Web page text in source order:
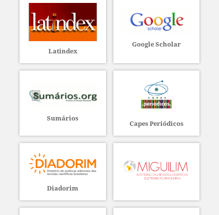
Latindex
Google Scholar
Sumários
Capes Periódicos
Diadorim